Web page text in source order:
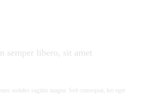
semper libero, sit amet
sodales sagittis magna. Sed consequat, leo eget